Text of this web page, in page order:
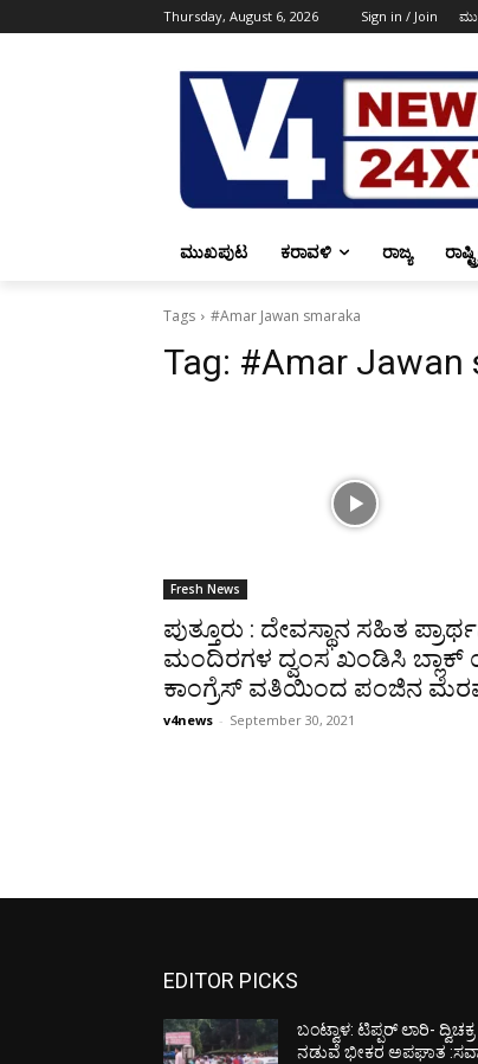
Thursday, August 6, 2026 Sign in / Join
ಮುಖಪುಟ ಕರಾವಳಿ ರಾಜ್ಯ
Tags #Amar Jawan smaraka
Tag: #Amar Jawan
Fresh News
ಪುತ್ತೂರು : ದೇವಸ್ಥಾನ ಸಹಿತ
ಮಂದಿರಗಳ ದ್ವಂಸ ಖಂಡಿಸಿ ಬ್ಲಾಕ್
ಕಾಂಗ್ರೆಸ್ ವತಿಯಿಂದ ಪಂಜಿನ
v4news - September 30, 2021
EDITOR PICKS
ಬಂಟ್ವಾಳ: ಟಿಪ್ಪರ್ ಲಾರಿ-
ನಡುವೆ ಭೀಕರ ಅಪಘಾತ